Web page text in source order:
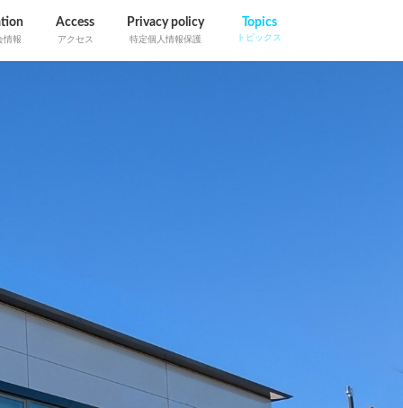
情報
Access
アクセス
Privacy policy
特定個人情報保護
Topics
トピックス